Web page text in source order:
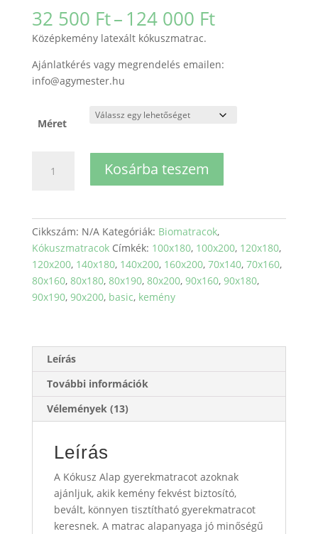
ből,
alapján
32 500 Ft–124 000 Ft
32
-
Középkemény latexált kókuszmatrac.
Ajánlatkérés vagy megrendelés emailen:
info@agymester.hu
Méret
Kosárba teszem
Cikkszám: N/A Kategóriák: Biomatracok,
Kókuszmatracok Címkék: 100x180, 100x200, 120x180,
120x200, 140x180, 140x200, 160x200, 70x140, 70x160,
80x160, 80x180, 80x190, 80x200, 90x160, 90x180,
90x190, 90x200, basic, kemény
Leírás
További információk
Vélemények (13)
Leírás
A Kókusz Alap gyerekmatracot azoknak
ajánljuk, akik kemény fekvést biztosító,
bevált, könnyen tisztítható gyerekmatracot
keresnek. A matrac alapanyaga jó minőségű